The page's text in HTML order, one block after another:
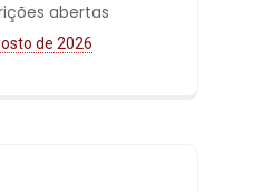
abertas
de 2026